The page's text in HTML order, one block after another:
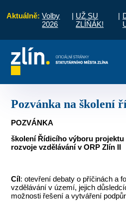
Aktuálně: Volby
2026
| UŽ SU
ZLÍŇÁK!
|
vyřídit Potřebuji
Pozvánka na školení
POZVÁNKA
školení Řídicího výboru
rozvoje vzdělávání v ORP Zlín II
Cíl: otevření debaty o příčinách a
vzdělávání v území, jejich
možnosti řešení a vytváření